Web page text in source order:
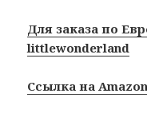
Для заказа по
littlewonderland
Ссылка на Amazon